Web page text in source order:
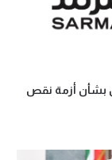
بشأن أزمة نقص